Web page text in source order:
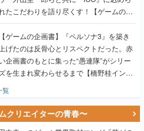
たこだわりを語り尽くす！【ゲームの企
書】
【ゲームの企画書】『ペルソナ3』を築き
上げたのは反骨心とリスペクトだった。赤
企画書のもとに集った“愚連隊”がシリー
ズを生まれ変わらせるまで【橋野桂インタ
覧
クリエイターの青春〜